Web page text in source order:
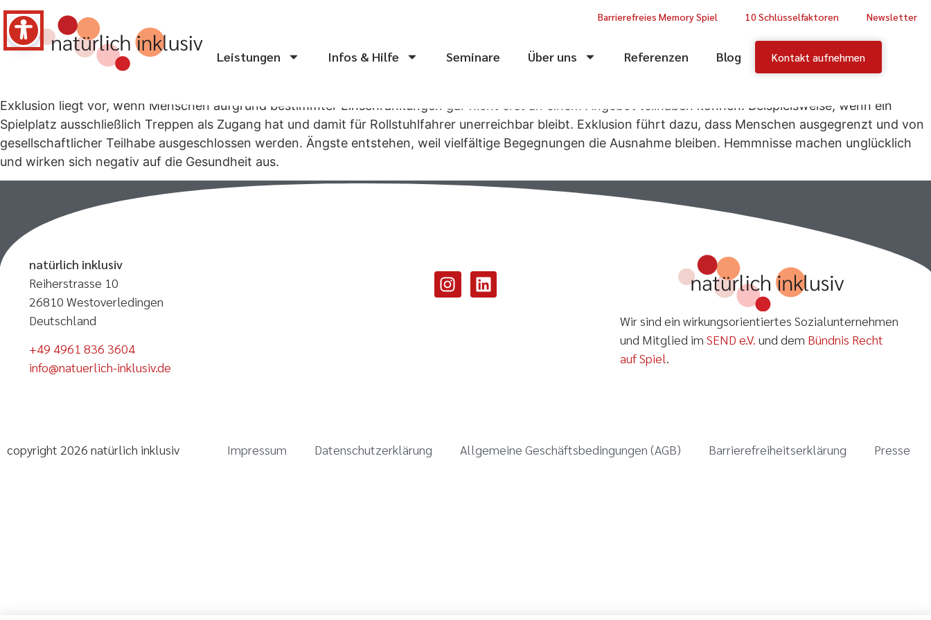
Barrierefreies Memory Spiel 10 Schlüsselfaktoren Newsletter
Leistungen Infos & Hilfe Seminare Über uns Referenzen Blog Kontakt aufnehmen
Exklusion liegt vor, wenn Menschen aufgrund bestimmter Einschränkungen gar nicht erst an einem Angebot teilhaben können. Beispielsweise, wenn ein
Spielplatz ausschließlich Treppen als Zugang hat und damit für Rollstuhlfahrer unerreichbar bleibt. Exklusion führt dazu, dass Menschen ausgegrenzt und von
gesellschaftlicher Teilhabe ausgeschlossen werden. Ängste entstehen, weil vielfältige Begegnungen die Ausnahme bleiben. Hemmnisse machen unglücklich
und wirken sich negativ auf die Gesundheit aus.
natürlich inklusiv
Reiherstrasse 10
26810 Westoverledingen
Deutschland
+49 4961 836 3604
info@natuerlich-inklusiv.de
Wir sind ein wirkungsorientiertes Sozialunternehmen
und Mitglied imSEND e.V. und dem Bündnis Recht
auf Spiel.
copyright 2026 natürlich inklusiv Impressum Datenschutzerklärung Allgemeine Geschäftsbedingungen (AGB) Barrierefreiheitserklärung Presse